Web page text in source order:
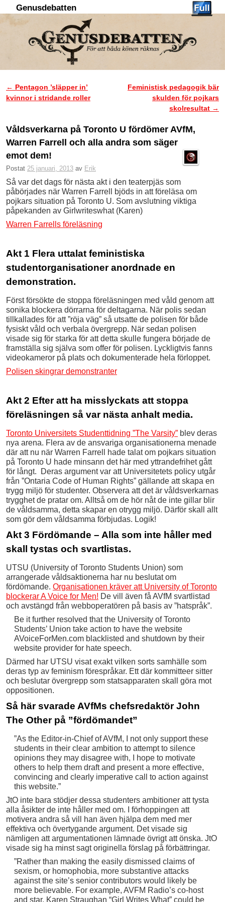
Genusdebatten
Inläggsnavigering
← Pentagon ’släpper in’
kvinnor i stridande roller
Feministisk pedagogik bär
skulden för pojkars
skolresultat →
Våldsverkarna på Toronto U fördömer AVfM,
Warren Farrell och alla andra som säger
emot dem!
Postat 25 januari, 2013 av Erik
Så var det dags för nästa akt i den teaterpjäs som
påbörjades när Warren Farrell bjöds in att föreläsa om
pojkars situation på Toronto U. Som avslutning viktiga
påpekanden av Girlwriteswhat (Karen)
Warren Farrells föreläsning
Akt 1 Flera uttalat feministiska
studentorganisationer anordnade en
demonstration.
Först försökte de stoppa föreläsningen med våld genom att
sonika blockera dörrarna för deltagarna. När polis sedan
tillkallades för att ”röja väg” så utsatte de polisen för både
fysiskt våld och verbala övergrepp. När sedan polisen
visade sig för starka för att detta skulle fungera började de
framställa sig själva som offer för polisen. Lyckligtvis fanns
videokameror på plats och dokumenterade hela förloppet.
Polisen skingrar demonstranter
Akt 2 Efter att ha misslyckats att stoppa
föreläsningen så var nästa anhalt media.
Toronto Universitets Studenttidning ”The Varsity” blev deras
nya arena. Flera av de ansvariga organisationerna menade
där att nu när Warren Farrell hade talat om pojkars situation
på Toronto U hade minsann det här med yttrandefrihet gått
för långt. Deras argument var att Universitetets policy utgår
från ”Ontaria Code of Human Rights” gällande att skapa en
trygg miljö för studenter. Observera att det är våldsverkarnas
trygghet de pratar om. Alltså om de hör nåt de inte gillar blir
de våldsamma, detta skapar en otrygg miljö. Därför skall allt
som gör dem våldsamma förbjudas. Logik!
Akt 3 Fördömande – Alla som inte håller med
skall tystas och svartlistas.
UTSU (University of Toronto Students Union) som
arrangerade våldsaktionerna har nu beslutat om
fördömande. Organisationen kräver att University of Toronto
blockerar A Voice for Men! De vill även få AVfM svartlistad
och avstängd från webboperatören på basis av ”hatspråk”.
Be it further resolved that the University of Toronto
Students’ Union take action to have the website
AVoiceForMen.com blacklisted and shutdown by their
website provider for hate speech.
Därmed har UTSU visat exakt vilken sorts samhälle som
deras typ av feminism förespråkar. Ett där kommitteer sitter
och beslutar övergrepp som statsapparaten skall göra mot
oppositionen.
Så här svarade AVfMs chefsredaktör John
The Other på ”fördömandet”
”As the Editor-in-Chief of AVfM, I not only support these
students in their clear ambition to attempt to silence
opinions they may disagree with, I hope to motivate
others to help them draft and present a more effective,
convincing and clearly imperative call to action against
this website.”
JtO inte bara stödjer dessa studenters ambitioner att tysta
alla åsikter de inte håller med om. I förhoppingen att
motivera andra så vill han även hjälpa dem med mer
effektiva och övertygande argument. Det visade sig
nämligen att argumentationen lämnade övrigt att önska. JtO
visade sig ha minst sagt originella förslag på förbättringar.
”Rather than making the easily dismissed claims of
sexism, or homophobia, more substantive attacks
against the site’s senior contributors would likely be
more believable. For example, AVFM Radio’s co-host
and star, Karen Straughan “Girl Writes What” could be